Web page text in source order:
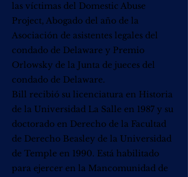
las víctimas del Domestic Abuse
Project, Abogado del año de la
Asociación de asistentes legales del
condado de Delaware y Premio
Orlowsky de la Junta de jueces del
condado de Delaware.
Bill recibió su licenciatura en Historia
de la Universidad La Salle en 1987 y su
doctorado en Derecho de la Facultad
de Derecho Beasley de la Universidad
de Temple en 1990. Está habilitado
para ejercer en la Mancomunidad de